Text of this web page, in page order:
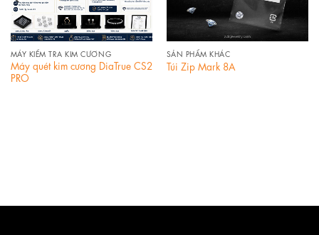
MÁY KIỂM TRA KIM CƯƠNG
Máy quét kim cương DiaTrue CS2
PRO
SẢN PHẨM KHÁC
Túi Zip Mark 8A